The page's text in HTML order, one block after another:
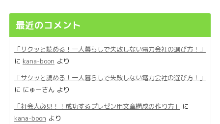
最近のコメント
「サクッと読める！一人暮らしで失敗しない電力会社の選び方！」
に kana-boon より
「サクッと読める！一人暮らしで失敗しない電力会社の選び方！」
に にゅーさんより
「社会人必見！！成功するプレゼン用文章構成の作り方」
に
kana-boon より